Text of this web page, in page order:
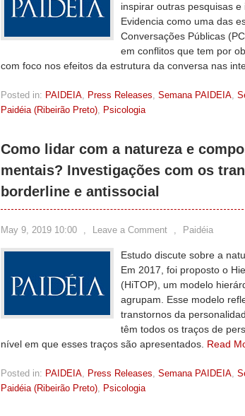
inspirar outras pesquisas
Evidencia como uma das
Conversações Públicas
em conflitos que tem por
com foco nos efeitos da estrutura da conversa nas
Posted in: PAIDEIA, Press Releases, Semana PAIDEIA,
Paidéia (Ribeirão Preto), Psicologia
Como lidar com a natureza e
mentais? Investigações com os
borderline e antissocial
May 9, 2019 10:00 , Leave a Comment , Paidéia
Estudo discute sobre a
Em 2017, foi proposto o
(HiTOP), um modelo
agrupam. Esse modelo
transtornos da
têm todos os traços de
nível em que esses traços são apresentados. Read
Posted in: PAIDEIA, Press Releases, Semana PAIDEIA,
Paidéia (Ribeirão Preto), Psicologia